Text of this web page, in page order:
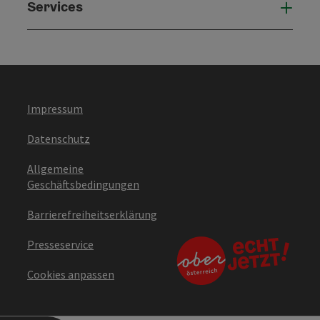
Services
Impressum
Datenschutz
Allgemeine
Geschäftsbedingungen
Barrierefreiheitserklärung
Presseservice
Cookies anpassen